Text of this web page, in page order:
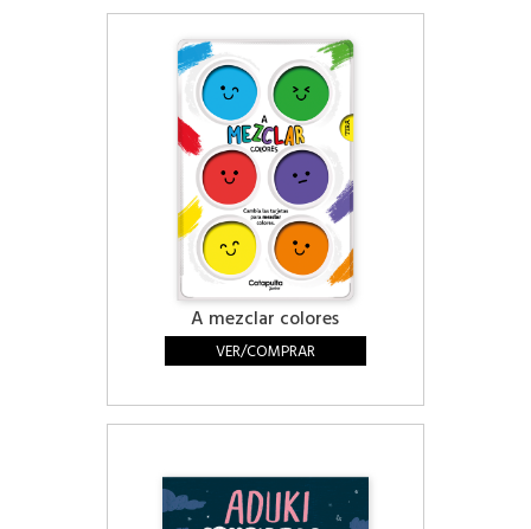
A mezclar colores
VER/COMPRAR